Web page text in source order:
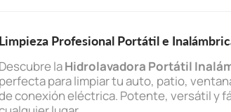
Limpieza Profesional Portátil e
Descubre laHidrolavadora Portátil
perfecta para limpiar tu auto, patio,
conexión eléctrica. Potente, versátil y